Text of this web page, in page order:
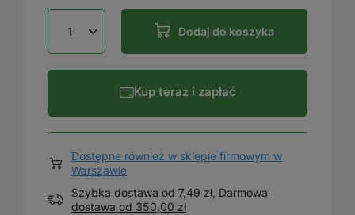
Dodaj do koszyka
Kup teraz i zapłać
Dostępne również w sklepie firmowym w
Warszawie
Szybka dostawa od 7,49 zł, Darmowa
dostawa od 350,00 zł